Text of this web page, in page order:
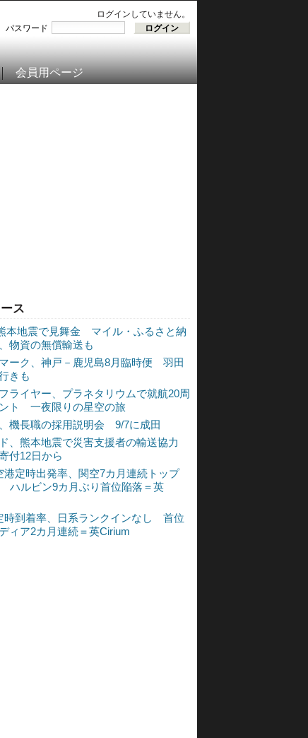
ログインしていません。
パスワード
会員用ページ
ス
本地震で見舞金 マイル・ふるさと納
物資の無償輸送も
ーク、神戸－鹿児島8月臨時便 羽田
きも
ライヤー、プラネタリウムで就航20周
ト 一夜限りの星空の旅
機長職の採用説明会 9/7に成田
、熊本地震で災害支援者の輸送協力
付12日から
港定時出発率、関空7カ月連続トップ
ハルビン9カ月ぶり首位陥落＝英
時到着率、日系ランクインなし 首位
ィア2カ月連続＝英Cirium